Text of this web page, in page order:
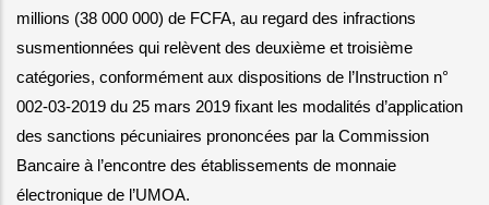
millions (38 000 000) de FCFA, au regard des infractions
susmentionnées qui relèvent des deuxième et troisième
catégories, conformément aux dispositions de l’Instruction n°
002-03-2019 du 25 mars 2019 fixant les modalités d’application
des sanctions pécuniaires prononcées par la Commission
Bancaire à l’encontre des établissements de monnaie
électronique de l’UMOA.